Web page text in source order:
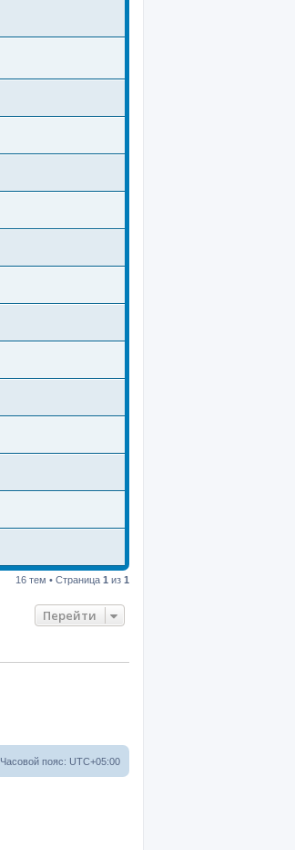
16 тем • Страница 1 из 1
Перейти
Часовой пояс: UTC+05:00